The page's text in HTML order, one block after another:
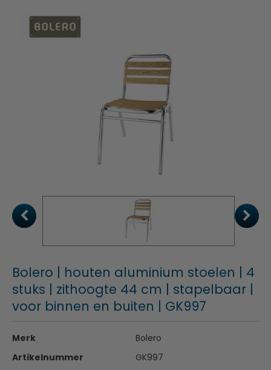
Bolero | houten aluminium stoelen | 4
stuks | zithoogte 44 cm | stapelbaar |
voor binnen en buiten | GK997
Merk
Bolero
Artikelnummer
GK997